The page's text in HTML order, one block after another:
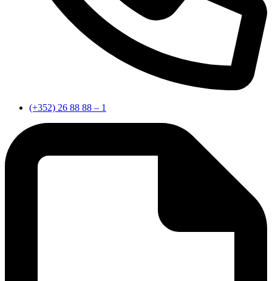
(+352) 26 88 88 – 1